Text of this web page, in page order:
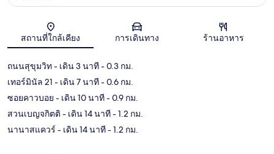
แผนที่
สถานที่ใกล้เคียง การเดินทาง ร้านอาหาร
ถนนสุขุมวิท- เดิน 3 นาที- 0.3 กม.
เทอร์มินัล 21 - เดิน 7 นาที- 0.6 กม.
ซอยคาวบอย - เดิน 10 นาที- 0.9 กม.
สวนเบญจกิตติ - เดิน 14 นาที- 1.2 กม.
นานาสแควร์ - เดิน 14 นาที- 1.2 กม.